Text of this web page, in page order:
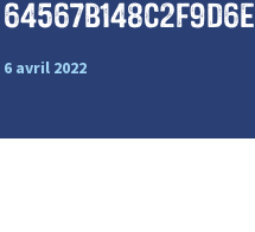
64567b148c2f9d6e
6 avril 2022